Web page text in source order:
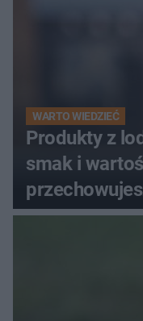
WARTO WIEDZIEĆ
Produkty z
smak i